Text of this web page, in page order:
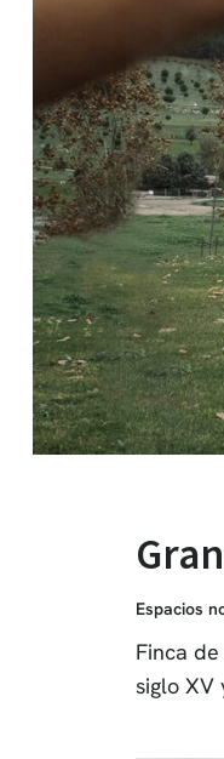
Espacios
Finca
siglo XV